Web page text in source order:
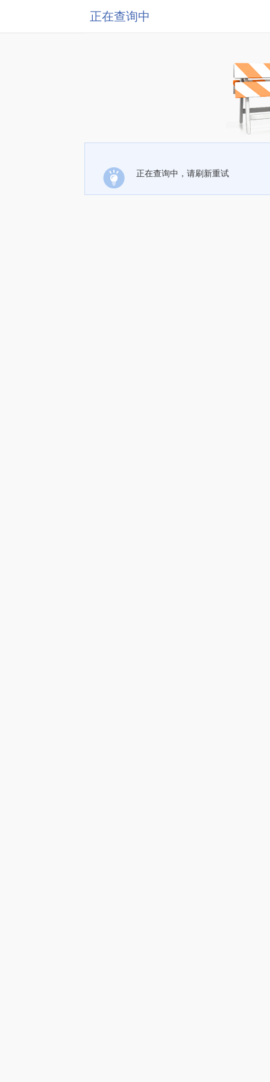
正在查询中
正在查询中，请刷新重试